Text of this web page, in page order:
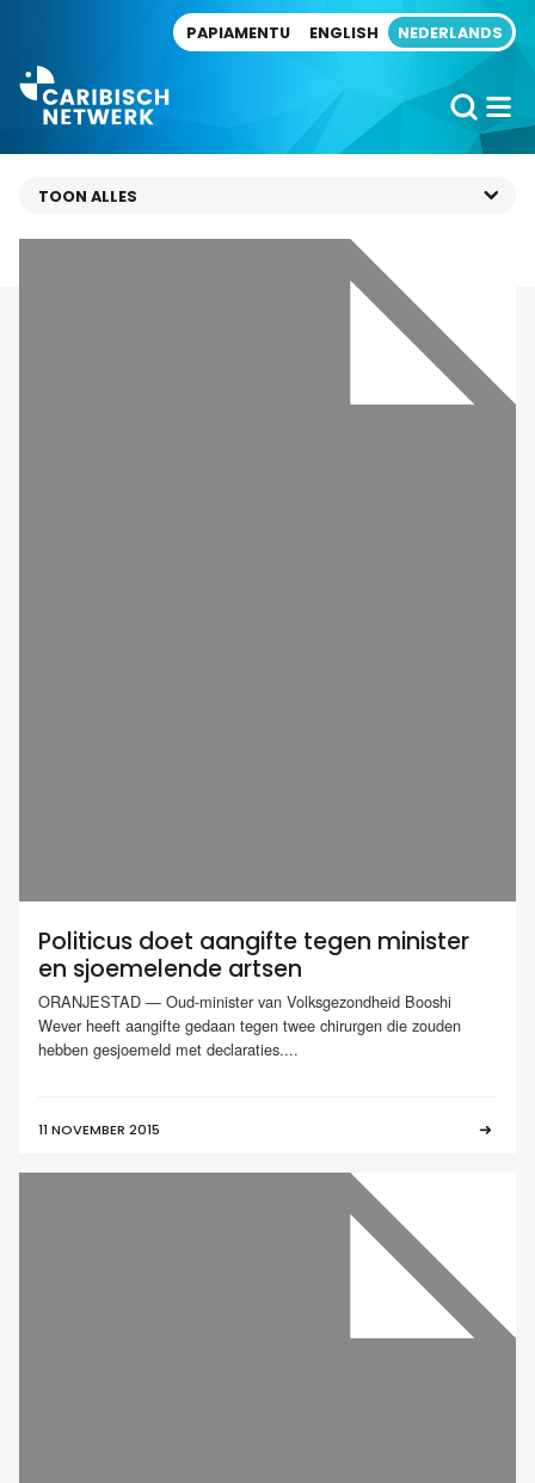
PAPIAMENTU ENGLISH NEDERLANDS
Politicus doet aangifte tegen minister
en sjoemelende artsen
ORANJESTAD — Oud-minister van Volksgezondheid Booshi
Wever heeft aangifte gedaan tegen twee chirurgen die zouden
hebben gesjoemeld met declaraties....
11 NOVEMBER 2015